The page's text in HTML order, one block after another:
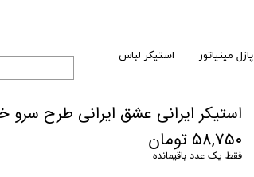
پازل مینیاتور
استیکر لباس
استیکر ایرانی عشق ایرانی طرح سرو
۵۸,۷۵۰ تومان
فقط یک عدد باقیمانده